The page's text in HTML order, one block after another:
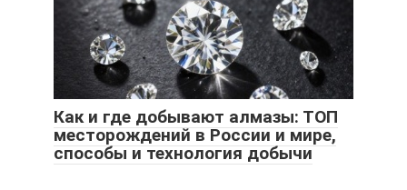
Как и где добывают алмазы: ТОП
месторождений в России и мире,
способы и технология добычи